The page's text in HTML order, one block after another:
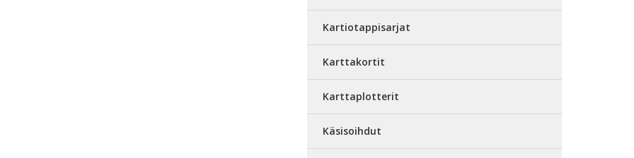
Kartiotappisarjat
Karttakortit
Karttaplotterit
Käsisoihdut